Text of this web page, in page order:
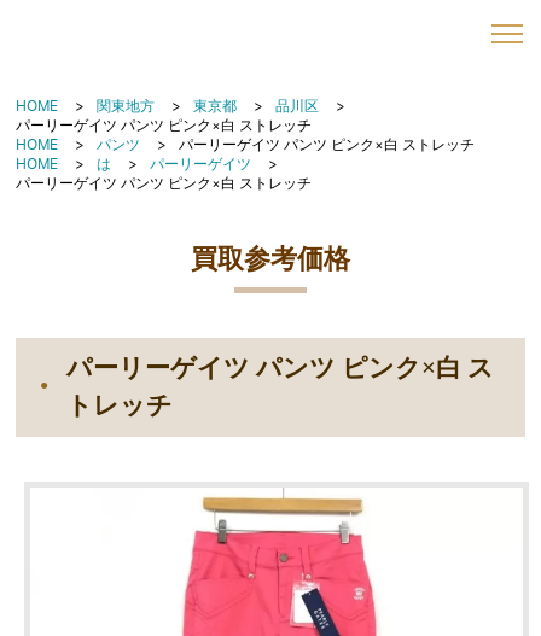
HOME 関東地方 東京都
品川区
パーリーゲイツ パンツ ピンク×白 ストレッチ
HOME
パンツ
パーリーゲイツ パンツ ピンク×白 ストレッチ
HOME
は
パーリーゲイツ
パーリーゲイツ パンツ ピンク×白 ストレッチ
買取参考価格
パーリーゲイツ パンツ ピンク×白 ス
トレッチ